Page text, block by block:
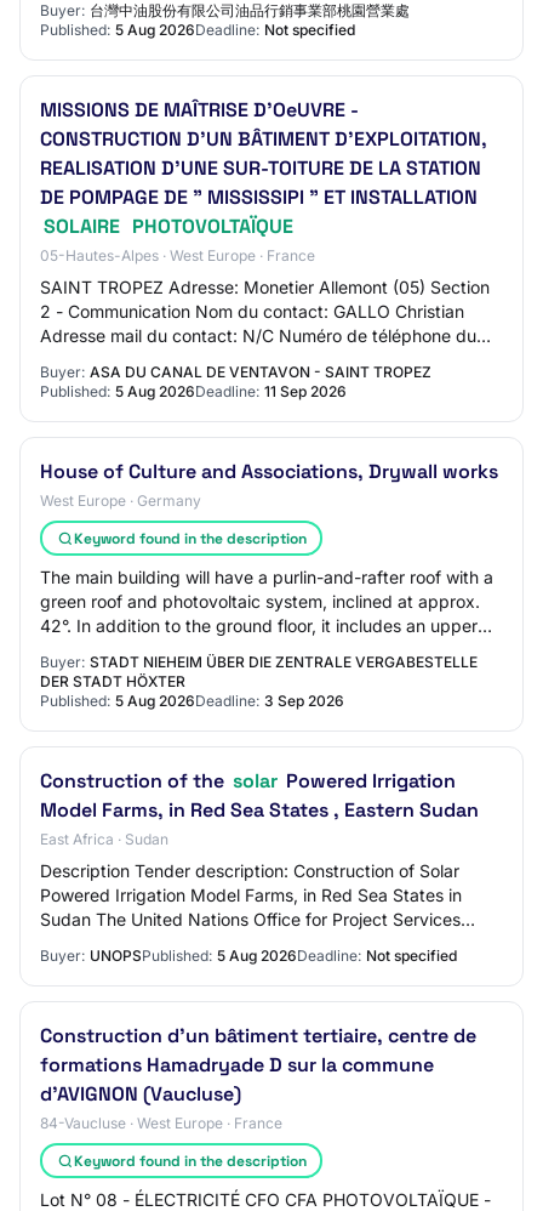
Buyer: 台灣中油股份有限公司油品行銷事業部桃園營業處
Published: 5 Aug 2026Deadline: Not specified
MISSIONS DE MAÎTRISE D'OeUVRE -
CONSTRUCTION D'UN BÂTIMENT D'EXPLOITATION,
REALISATION D'UNE SUR-TOITURE DE LA STATION
DE POMPAGE DE " MISSISSIPI " ET INSTALLATION
SOLAIRE PHOTOVOLTAÏQUE
05-Hautes-Alpes · West Europe · France
SAINT TROPEZ Adresse: Monetier Allemont (05) Section
2 - Communication Nom du contact: GALLO Christian
Adresse mail du contact: N/C Numéro de téléphone du
Buyer: ASA DU CANAL DE VENTAVON - SAINT TROPEZ
Published: 5 Aug 2026Deadline: 11 Sep 2026
House of Culture and Associations, Drywall works
West Europe · Germany
Keyword found in the description
The main building will have a purlin-and-rafter roof with a
green roof and photovoltaic system, inclined at approx.
42°. In addition to the ground floor, it includes an upper
floor and an attic. The…
Buyer: STADT NIEHEIM ÜBER DIE ZENTRALE VERGABESTELLE
DER STADT HÖXTER
Published: 5 Aug 2026Deadline: 3 Sep 2026
Construction of the solar Powered Irrigation
Model Farms, in Red Sea States , Eastern Sudan
East Africa · Sudan
Description Tender description: Construction of Solar
Powered Irrigation Model Farms, in Red Sea States in
Sudan The United Nations Office for Project Services
Buyer: UNOPSPublished: 5 Aug 2026Deadline: Not specified
Construction d'un bâtiment tertiaire, centre de
formations Hamadryade D sur la commune
d'AVIGNON (Vaucluse)
84-Vaucluse · West Europe · France
Keyword found in the description
Lot N° 08 - ÉLECTRICITÉ CFO CFA PHOTOVOLTAÏQUE -